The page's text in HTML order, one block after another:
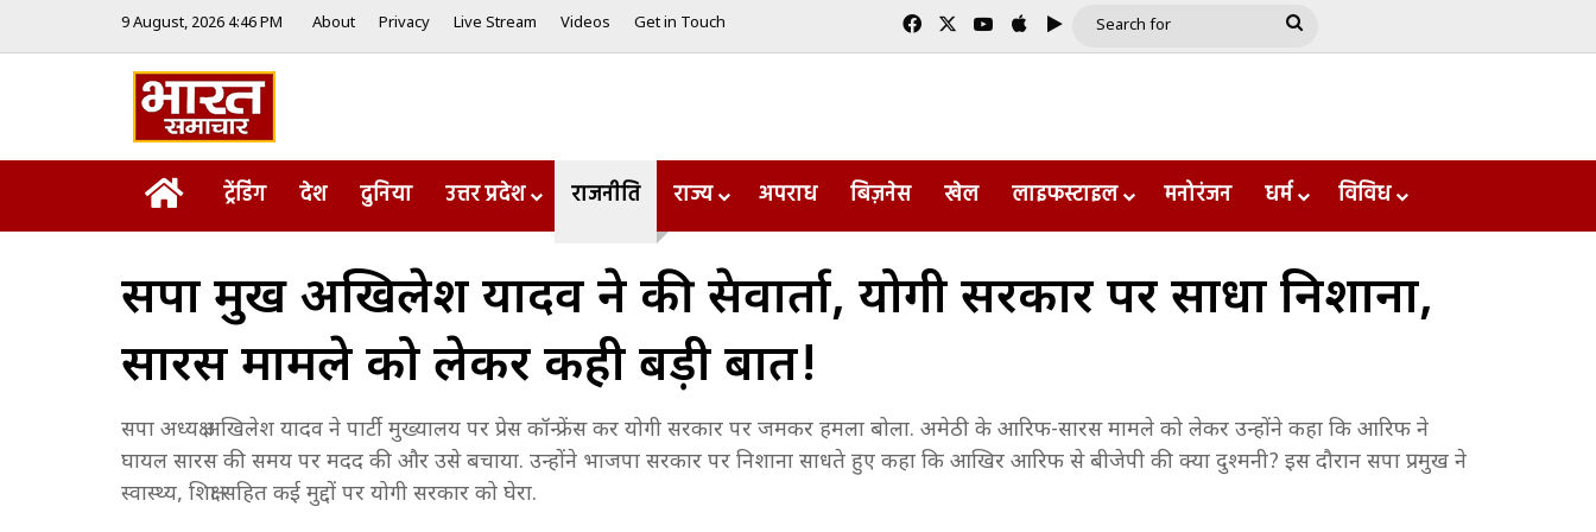
9 August, 2026 4:46 PM About Privacy Live Stream Videos Get in Touch FacebookYouTube
AppleGoogle Play
Search
Homeट्रेंडिंग देश दुनिया उत्तर प्रदेश राजनीति राज्य अपराध बिज़नेस खेल लाइफस्टाइल मनोरंजन धर्म विविध
सपा प्रमुख अखिलेश यादव ने की प्रेसवार्ता, योगी सरकार पर साधा निशाना,
सारस मामले को लेकर कही बड़ी बात!
सपा अध्यक्ष अखिलेश यादव ने पार्टी मुख्यालय पर प्रेस कॉन्फ्रेंस कर योगी सरकार पर जमकर हमला बोला. अमेठी के आरिफ-सारस मामले को लेकर उन्होंने कहा कि आरिफ ने
घायल सारस की समय पर मदद की और उसे बचाया. उन्होंने भाजपा सरकार पर निशाना साधते हुए कहा कि आखिर आरिफ से बीजेपी की क्या दुश्मनी? इस दौरान सपा प्रमुख ने
स्वास्थ्य, शिक्षा सहित कई मुद्दों पर योगी सरकार को घेरा.